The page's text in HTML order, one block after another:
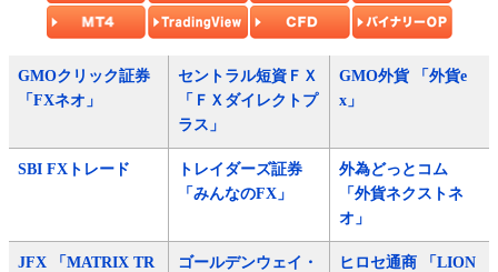
GMOクリック証券
「FXネオ」
セントラル短資ＦＸ
「ＦＸダイレクトプ
ラス」
GMO外貨 「外貨e
x」
SBI FXトレード
トレイダーズ証券
「みんなのFX」
外為どっとコム
「外貨ネクストネ
オ」
JFX 「MATRIX TR
ゴールデンウェイ・
ヒロセ通商 「LION